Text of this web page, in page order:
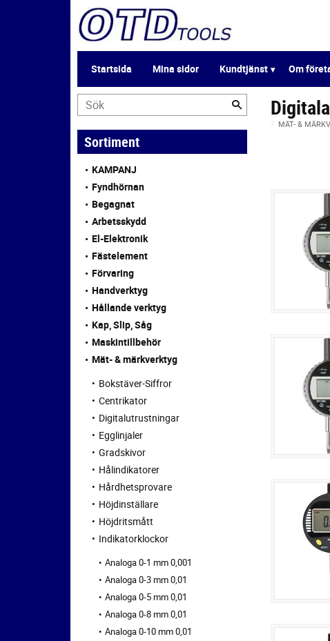
Startsida Mina sidor Kundtjänst Om
MÄT- &
Sortiment
KAMPANJ
Fyndhörnan
Begagnat
Arbetsskydd
El-Elektronik
Fästelement
Förvaring
Handverktyg
Hållande verktyg
Kap, Slip, Såg
Maskintillbehör
Mät- & märkverktyg
Bokstäver-Siffror
Centrikator
Digitalutrustningar
Egglinjaler
Gradskivor
Hålindikatorer
Hårdhetsprovare
Höjdinställare
Höjdritsmått
Indikatorklockor
Analoga 0-1 mm 0,001
Analoga 0-3 mm 0,01
Analoga 0-5 mm 0,01
Analoga 0-8 mm 0,01
Analoga 0-10 mm 0,01